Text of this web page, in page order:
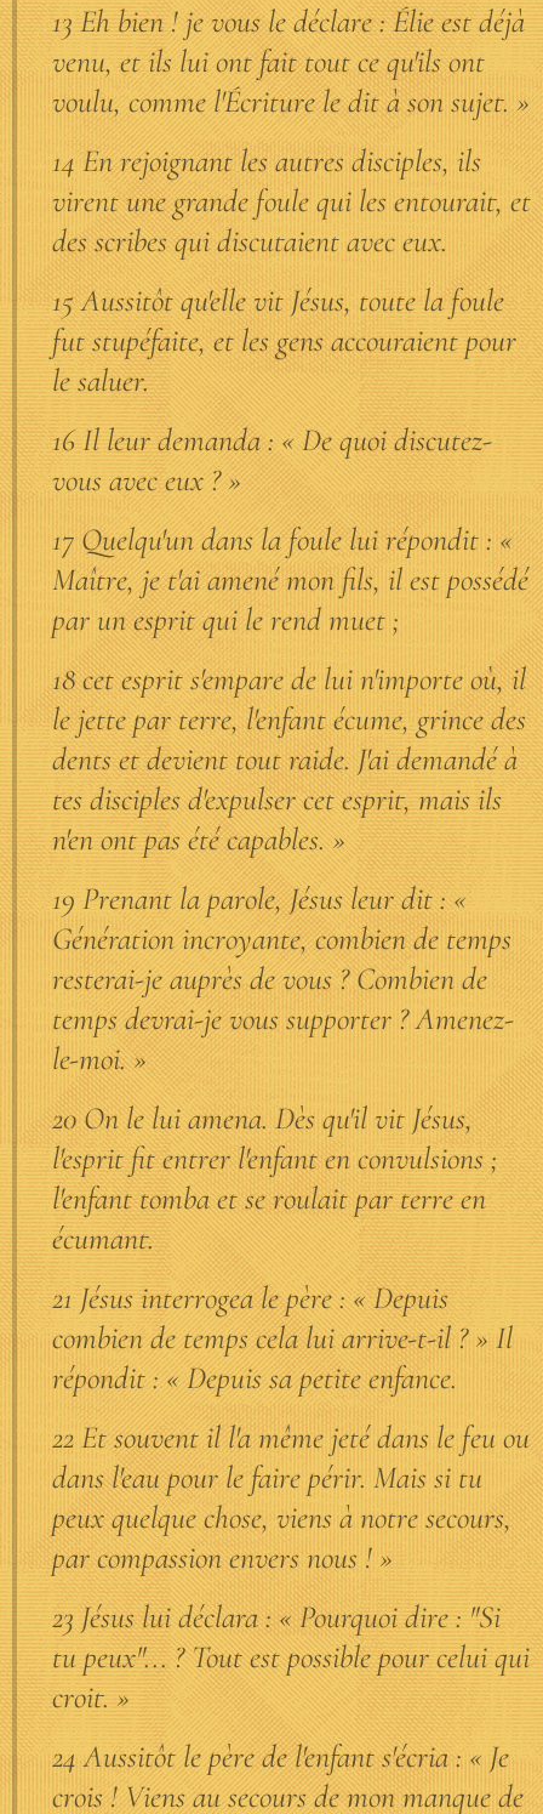
13 Eh bien ! je vous le déclare : Élie est déjà
venu, et ils lui ont fait tout ce qu'ils ont
voulu, comme l'Écriture le dit à son sujet. »
14 En rejoignant les autres disciples, ils
virent une grande foule qui les entourait, et
des scribes qui discutaient avec eux.
15 Aussitôt qu'elle vit Jésus, toute la foule
fut stupéfaite, et les gens accouraient pour
le saluer.
16 Il leur demanda : « De quoi discutez-
vous avec eux ? »
17 Quelqu'un dans la foule lui répondit : «
Maître, je t'ai amené mon fils, il est possédé
par un esprit qui le rend muet ;
18 cet esprit s'empare de lui n'importe où, il
le jette par terre, l'enfant écume, grince des
dents et devient tout raide. J'ai demandé à
tes disciples d'expulser cet esprit, mais ils
n'en ont pas été capables. »
19 Prenant la parole, Jésus leur dit : «
Génération incroyante, combien de temps
resterai-je auprès de vous ? Combien de
temps devrai-je vous supporter ? Amenez-
le-moi. »
20 On le lui amena. Dès qu'il vit Jésus,
l'esprit fit entrer l'enfant en convulsions ;
l'enfant tomba et se roulait par terre en
écumant.
21 Jésus interrogea le père : « Depuis
combien de temps cela lui arrive-t-il ? » Il
répondit : « Depuis sa petite enfance.
22 Et souvent il l'a même jeté dans le feu ou
dans l'eau pour le faire périr. Mais si tu
peux quelque chose, viens à notre secours,
par compassion envers nous ! »
23 Jésus lui déclara : « Pourquoi dire : "Si
tu peux"... ? Tout est possible pour celui qui
croit. »
24 Aussitôt le père de l'enfant s'écria : « Je
crois ! Viens au secours de mon manque de